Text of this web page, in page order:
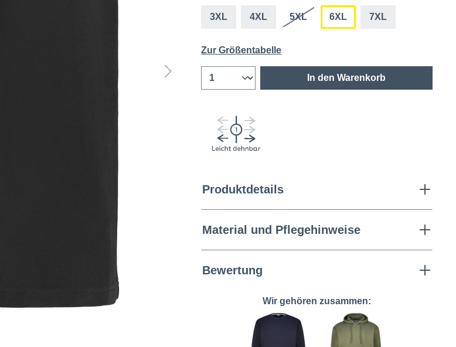
3XL 4XL 5XL 6XL 7XL
Zur Größentabelle
In den Warenkorb
Produktdetails
Material und Pflegehinweise
Bewertung
Wir gehören zusammen: